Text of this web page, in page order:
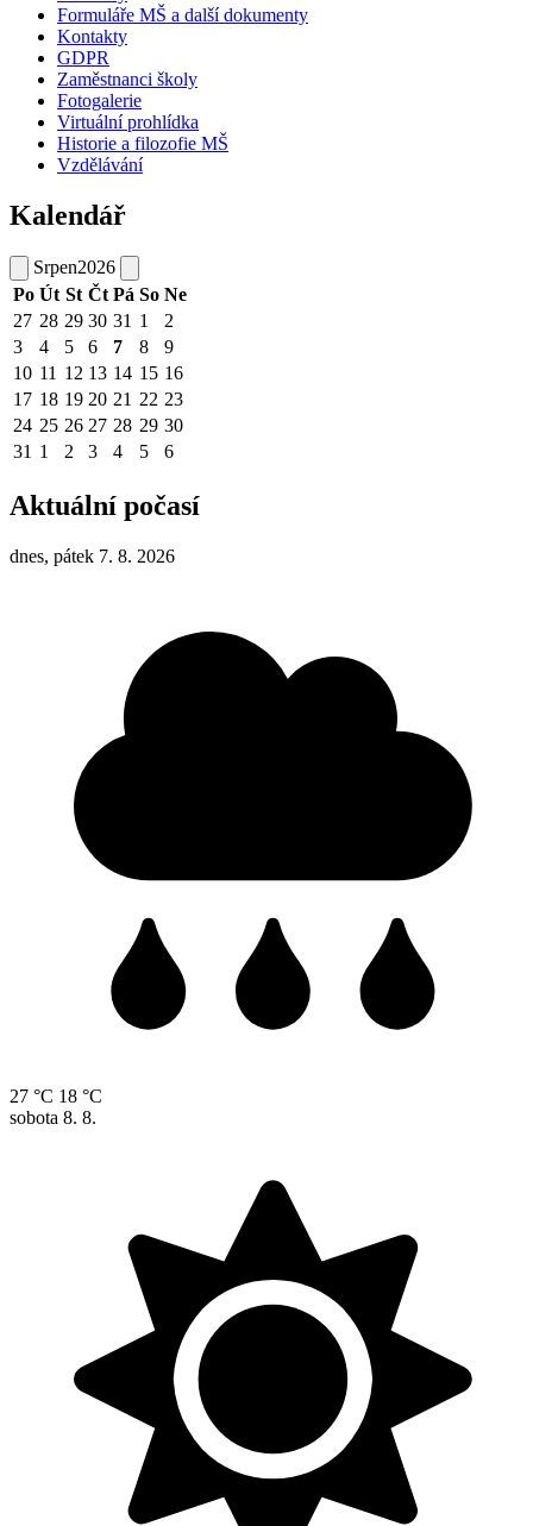
Formuláře MŠ a další dokumenty
Kontakty
GDPR
Zaměstnanci školy
Fotogalerie
Virtuální prohlídka
Historie a filozofie MŠ
Vzdělávání
Kalendář
Srpen2026
Po Út St Čt Pá So Ne
27 28 29 30 31 1
2
3
4 5 6 7 8
9
10 11 12 13 14 15 16
17 18 19 20 21 22 23
24 25 26 27 28 29 30
31 1 2 3 4 5 6
Aktuální počasí
dnes, pátek 7. 8. 2026
27 °C 18 °C
sobota 8. 8.